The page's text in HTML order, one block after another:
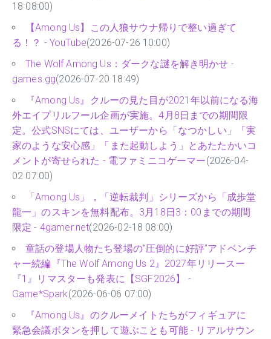
18 08:00)
【Among Us】この人狼サウナ帰りで整い過ぎて
る！？ - YouTube(2026-07-26 10:00)
The Wolf Among Us：ダークな謎を解き明かせ -
games.gg(2026-07-20 18:49)
『Among Us』クルーの見た目が2021年以前になる海
外エイプリルフール企画が実施。4月8日までの期間限
定。公式SNSにては、ユーザーから「なつかしい」「実
家のような安心感」「また起動しよう」とあたたかいコ
メントが寄せられた - 電ファミニコゲーマー(2026-04-
02 07:00)
「Among Us」，「逆転裁判」シリーズから「成歩堂
龍一」のスキンを無料配布。3月18日3：00までの期間
限定 - 4gamer.net(2026-02-18 08:00)
童話の登場人物たち登場の”圧倒的に好評”アドベンチ
ャー続編『The Wolf Among Us 2』2027年リリースー
『1』リマスターも発表に【SGF2026】 -
Game*Spark(2026-06-06 07:00)
『Among Us』のクルーメイトたちがフィギュアに
緊急会議ボタンを押して遊ぶことも可能 - リアルサウン